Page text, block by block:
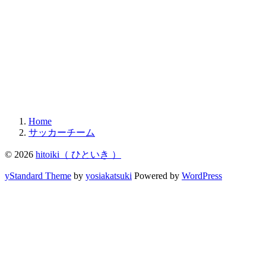
Home
サッカーチーム
© 2026 hitoiki（ ひといき ）
yStandard Theme by yosiakatsuki Powered by WordPress